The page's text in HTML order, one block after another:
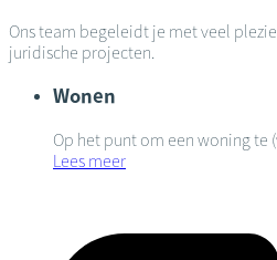
Ons team begeleidt je met veel
juridische projecten.
Wonen
Op het punt om een woning te
Lees meer